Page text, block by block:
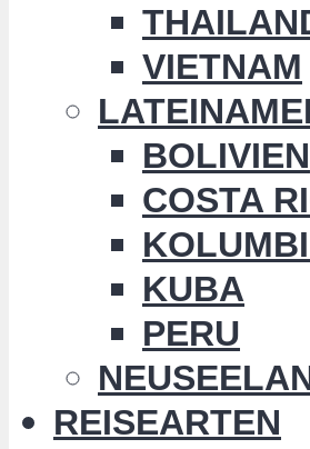
VIETNAM
BOLIVIEN
COSTA
KUBA
PERU
REISEARTEN